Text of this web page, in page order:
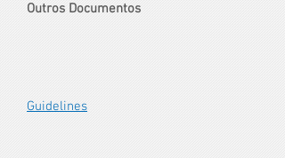
Outros Documentos
Guidelines